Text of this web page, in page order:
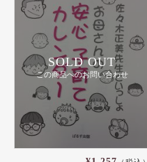
お勧め商品
CD／DVD
額装品
木本努
田中 真澄
帯津 良一
SOLD OUT
この商品へのお問い合わせ